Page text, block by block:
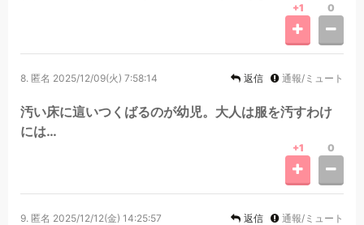
+1 0
8. 匿名 2025/12/09(火) 7:58:14 返信 通報/ミュート
汚い床に這いつくばるのが幼児。大人は服を汚すわけ
には…
+1 0
9. 匿名 2025/12/12(金) 14:25:57 返信 通報/ミュート